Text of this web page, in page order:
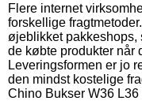
Flere internet
forskellige
øjeblikket pakkeshops,
de købte produkter når
Leveringsformen er jo
den mindst kostelige
Chino Bukser W36 L36